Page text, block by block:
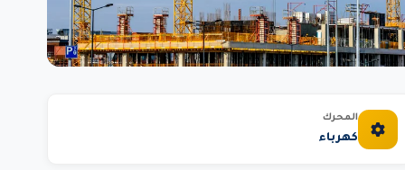
المحرك
كهرباء